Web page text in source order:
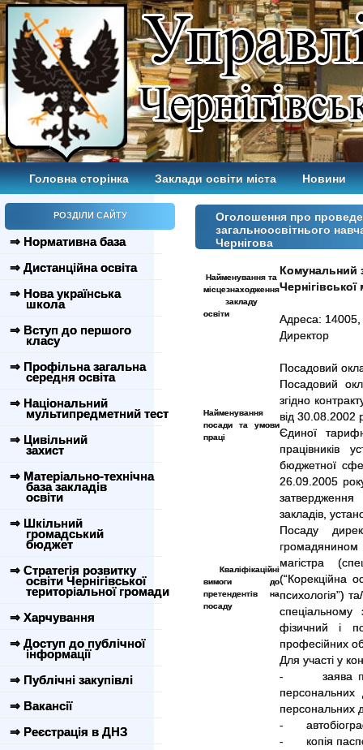
Головна сторінка Заклади освіти міста Новини
РОЗДІЛИ САЙТУ
⇒ Нормативна база
⇒ Дистанційна освіта
⇒ Нова українська
школа
⇒ Вступ до першого
класу
⇒ Профільна загальна
середня освіта
⇒ Національний
мультипредметний тест
⇒ Цивільний
захист
⇒ Матеріально-технічна
база закладів
освіти
⇒ Шкільний
громадський
бюджет
⇒ Стратегія розвитку
освіти Чернігівської
територіальної громади
⇒ Харчування
⇒ Доступ до публічної
інформації
⇒ Публічні закупівлі
⇒ Вакансії
⇒ Реєстрація в ДНЗ
Оголошення про
загальноосвітнього
Чернігова
Найменування та
місцезнаходження
закладу
освіти
Комунальний
Чернігівської
Адреса: 14005,
Найменування
посади та умови
праці
Директор
Посадовий
Посадовий
згідно
від 30.08.2002
Єдиної
працівників
бюджетної
26.09.2005
затвердження
закладів,
Кваліфікаційні
вимоги до
претендентів на
посаду
Посаду
громадянином
магістра
(“Корекційна
психологія”)
спеціальному
фізичний і
професійних
Для участі у
- заява про
персональних
-
- копія